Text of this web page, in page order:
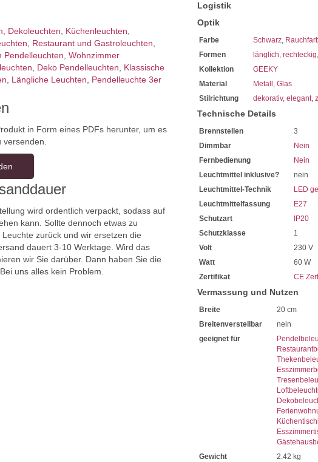
, Dekoleuchten, Küchenleuchten,
, Restaurant und Gastroleuchten,
Pendelleuchten, Wohnzimmer
, Deko Pendelleuchten, Klassische
, Längliche Leuchten, Pendelleuchte 3er
in Form eines PDFs herunter, um es
versenden.
wird ordentlich verpackt, sodass auf
kann. Sollte dennoch etwas zu
zurück und wir ersetzen die
dauert 3-10 Werktage. Wird das
wir Sie darüber. Dann haben Sie die
uns alles kein Problem.
Logistik
Optik
Farbe Schwarz,
Formen
länglich, rechteckig
Kollektion
GEEKY
Material
Metall , Glas
Stilrichtung
dekorativ, elegant,
Technische Details
Brennstellen
3
Dimmbar
Nein
Fernbedienung
Nein
Leuchtmittel inklusive?
nein
Leuchtmittel-Technik
LED
Leuchtmittelfassung
E27
Schutzart
IP20
Schutzklasse
1
Volt
230 V
Watt
60 W
Zertifikat
CE
Vermassung und Nutzen
Breite
20 cm
Breitenverstellbar
nein
geeignet für
Gewicht
2.42 kg